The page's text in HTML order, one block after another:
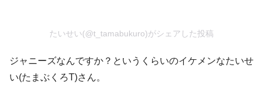
たいせい(@t_tamabukuro)がシェアした投稿
ジャニーズなんですか？というくらいのイケメンなたいせ
い(たまぶくろT)さん。